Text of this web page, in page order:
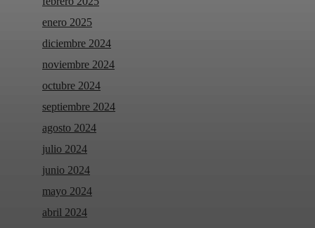
enero 2025
diciembre 2024
noviembre 2024
octubre 2024
septiembre 2024
agosto 2024
julio 2024
junio 2024
mayo 2024
abril 2024